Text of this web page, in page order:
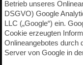
Betrieb unseres
DSGVO) Google
LLC („Google“) ein.
Cookie erzeugten
Onlineangebotes durch
Server von Google in